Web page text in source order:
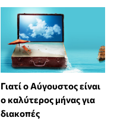
Γιατί ο Αύγουστος είναι
ο καλύτερος μήνας για
διακοπές